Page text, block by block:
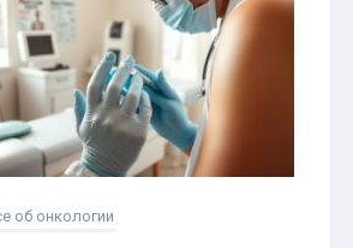
об онкологии